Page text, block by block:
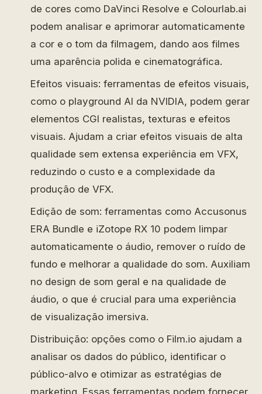
de cores como DaVinci Resolve e Colourlab.ai
podem analisar e aprimorar automaticamente
a cor e o tom da filmagem, dando aos filmes
uma aparência polida e cinematográfica.
Efeitos visuais: ferramentas de efeitos visuais,
como o playground AI da NVIDIA, podem gerar
elementos CGI realistas, texturas e efeitos
visuais. Ajudam a criar efeitos visuais de alta
qualidade sem extensa experiência em VFX,
reduzindo o custo e a complexidade da
produção de VFX.
Edição de som: ferramentas como Accusonus
ERA Bundle e iZotope RX 10 podem limpar
automaticamente o áudio, remover o ruído de
fundo e melhorar a qualidade do som. Auxiliam
no design de som geral e na qualidade de
áudio, o que é crucial para uma experiência
de visualização imersiva.
Distribuição: opções como o Film.io ajudam a
analisar os dados do público, identificar o
público-alvo e otimizar as estratégias de
marketing. Essas ferramentas podem fornecer